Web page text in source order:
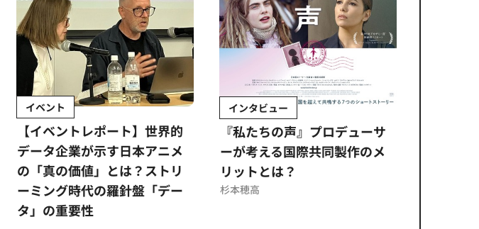
イベント
【イベントレポート】世界的
データ企業が示す日本アニメ
の「真の価値」とは？ストリ
ーミング時代の羅針盤「デー
タ」の重要性
インタビュー
『私たちの声』プロデューサ
ーが考える国際共同製作のメ
リットとは？
杉本穂高